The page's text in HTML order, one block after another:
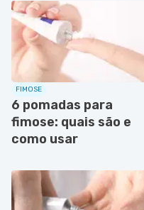
FIMOSE
6 pomadas para
fimose: quais são e
como usar